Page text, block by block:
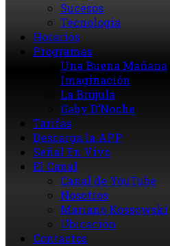
Sucesos
Tecnología
Horarios
Programas
Una Buena Mañana
Imaginación
La Brújula
Gaby D’Noche
Tarifas
Descarga la APP
Señal En Vivo
El Canal
Canal de YouTube
Nosotros
Mariano Kossowski
Ubicación
Contactos